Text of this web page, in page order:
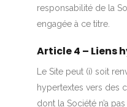
responsabilité de la
engagée à ce titre.
Article 4 – Liens
Le Site peut (i) soit
hypertextes vers des
dont la Société n’a